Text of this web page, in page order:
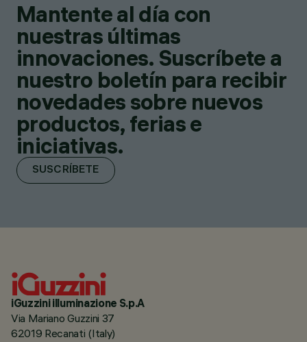
Mantente al día con
nuestras últimas
innovaciones. Suscríbete a
nuestro boletín para recibir
novedades sobre nuevos
productos, ferias e
iniciativas.
SUSCRÍBETE
iGuzzini illuminazione S.p.A
Via Mariano Guzzini 37
62019 Recanati (Italy)